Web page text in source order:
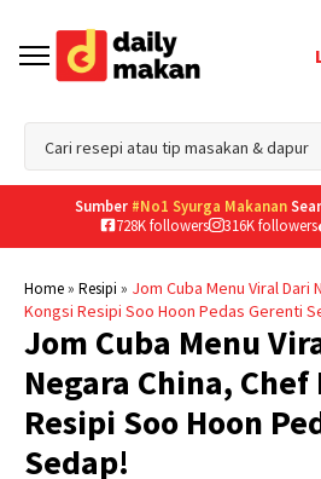
Sumber #No1 Syurga Makanan
728K followers
316K followers
Home» Resipi » Jom Cuba Menu Viral Dari
Kongsi Resipi Soo Hoon Pedas Gerenti
Jom Cuba Menu
Negara China,
Resipi Soo Hoon
Sedap!